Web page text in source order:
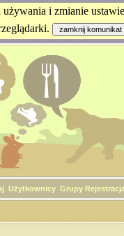
i zmianie
Użytkownicy Grupy